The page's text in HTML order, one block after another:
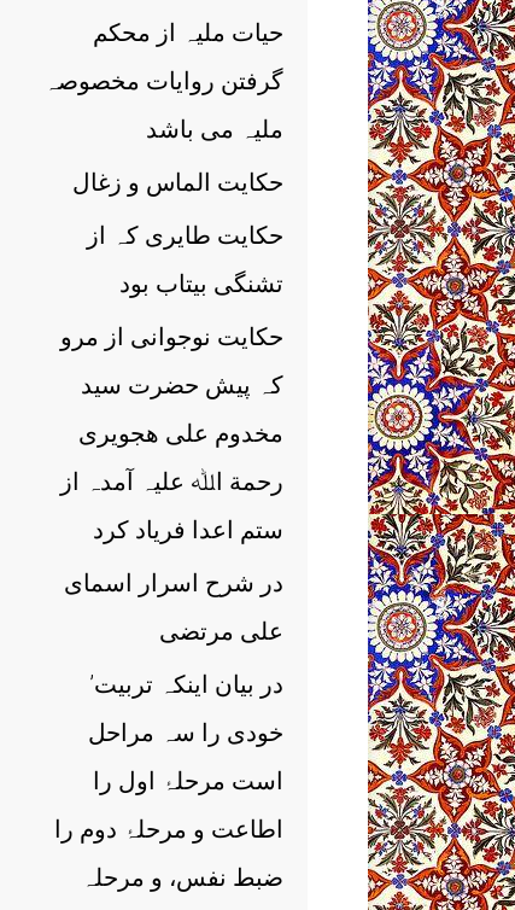
حیات ملیہ از محکم
گرفتن روایات مخصوصہ
ملیہ می باشد
حکایت الماس و زغال
حکایت طایری کہ از
تشنگی بیتاب بود
حکایت نوجوانی از مرو
کہ پیش حضرت سید
مخدوم علی ھجویری
رحمة اﷲ علیہ آمدہ از
ستم اعدا فریاد کرد
در شرح اسرار اسمای
علی مرتضی
’در بیان اینکہ تربیت
خودی را سہ مراحل
است مرحلۂ اول را
اطاعت و مرحلۂ دوم را
ضبط نفس، و مرحلہ